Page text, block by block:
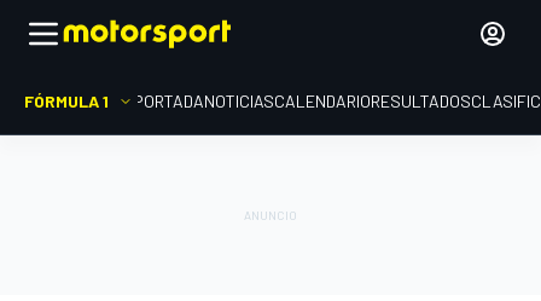
FÓRMULA 1 PORTADANOTICIASCALENDARIORESULTADOS